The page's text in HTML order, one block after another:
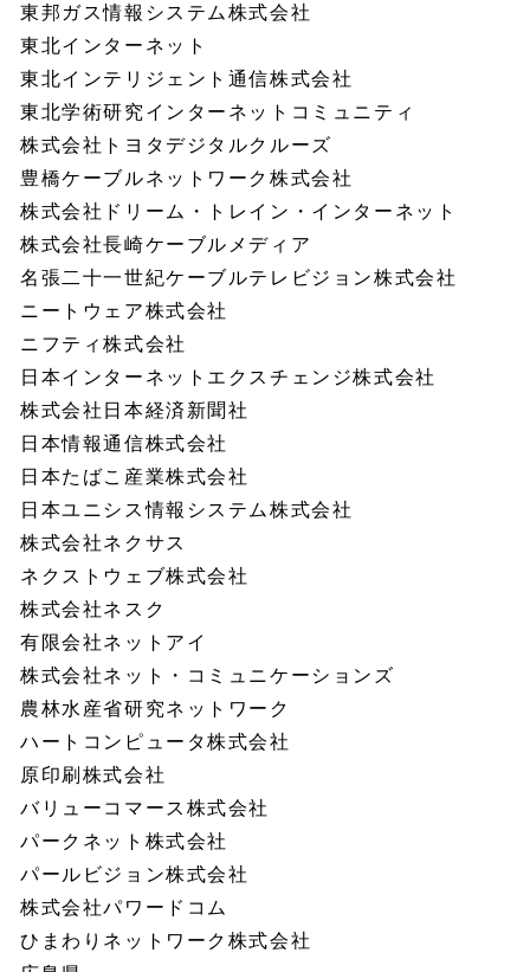
東邦ガス情報システム株式会社
東北インターネット
東北インテリジェント通信株式会社
東北学術研究インターネットコミュニティ
株式会社トヨタデジタルクルーズ
豊橋ケーブルネットワーク株式会社
株式会社ドリーム・トレイン・インターネット
株式会社長崎ケーブルメディア
名張二十一世紀ケーブルテレビジョン株式会社
ニートウェア株式会社
ニフティ株式会社
日本インターネットエクスチェンジ株式会社
株式会社日本経済新聞社
日本情報通信株式会社
日本たばこ産業株式会社
日本ユニシス情報システム株式会社
株式会社ネクサス
ネクストウェブ株式会社
株式会社ネスク
有限会社ネットアイ
株式会社ネット・コミュニケーションズ
農林水産省研究ネットワーク
ハートコンピュータ株式会社
原印刷株式会社
バリューコマース株式会社
パークネット株式会社
パールビジョン株式会社
株式会社パワードコム
ひまわりネットワーク株式会社